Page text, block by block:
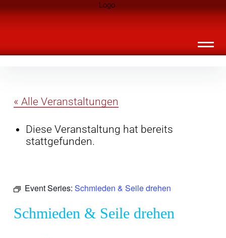
überspringen
Landknirpse – Die Zeitschrift für Leute
« Alle Veranstaltungen
Diese Veranstaltung hat bereits
stattgefunden.
Event Series: Schmieden & Seile drehen
Schmieden & Seile drehen